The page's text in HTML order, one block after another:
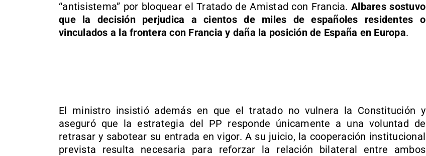
“antisistema” por bloquear el Tratado de Amistad con Francia.Albares sostuvo
que la decisión perjudica a cientos de miles de españoles residentes o
vinculados a la frontera con Francia y daña la posición de España en Europa.
El ministro insistió además en que el tratado no vulnera la Constitución y
aseguró que la estrategia del PP responde únicamente a una voluntad de
retrasar y sabotear su entrada en vigor. A su juicio, la cooperación institucional
prevista resulta necesaria para reforzar la relación bilateral entre ambos